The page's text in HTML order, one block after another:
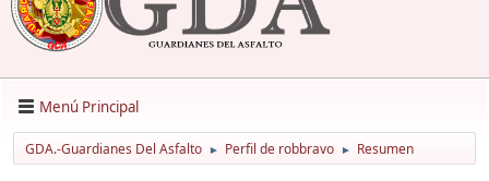
Menú Principal
GDA.-Guardianes Del Asfalto ► Perfil de robbravo ► Resumen